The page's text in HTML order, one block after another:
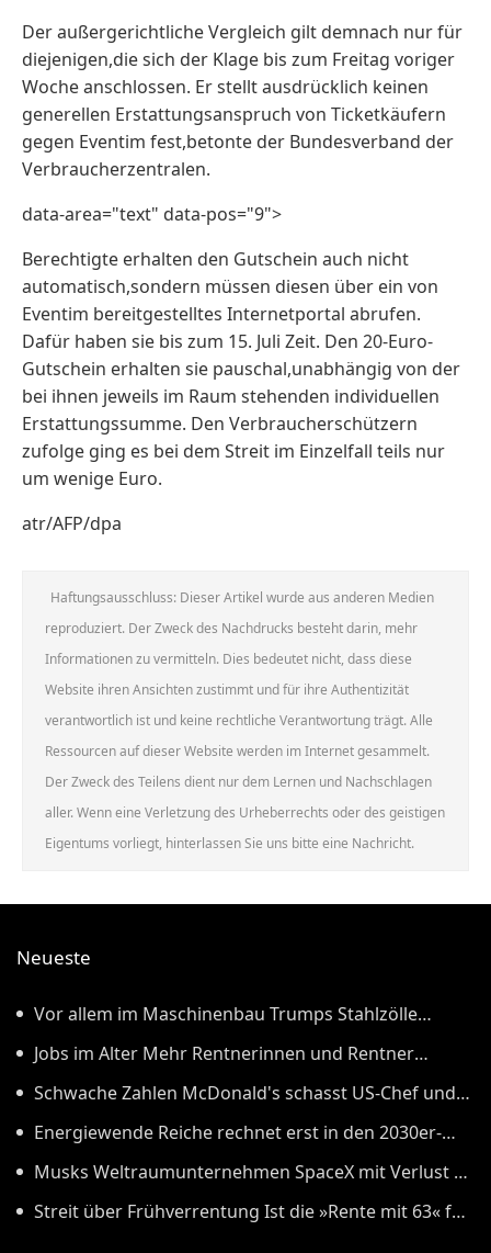
Der außergerichtliche Vergleich gilt demnach nur für
diejenigen,die sich der Klage bis zum Freitag voriger
Woche anschlossen. Er stellt ausdrücklich keinen
generellen Erstattungsanspruch von Ticketkäufern
gegen Eventim fest,betonte der Bundesverband der
Verbraucherzentralen.
data-area="text" data-pos="9">
Berechtigte erhalten den Gutschein auch nicht
automatisch,sondern müssen diesen über ein von
Eventim bereitgestelltes Internetportal abrufen.
Dafür haben sie bis zum 15. Juli Zeit. Den 20-Euro-
Gutschein erhalten sie pauschal,unabhängig von der
bei ihnen jeweils im Raum stehenden individuellen
Erstattungssumme. Den Verbraucherschützern
zufolge ging es bei dem Streit im Einzelfall teils nur
um wenige Euro.
atr/AFP/dpa
Haftungsausschluss: Dieser Artikel wurde aus anderen Medien
reproduziert. Der Zweck des Nachdrucks besteht darin, mehr
Informationen zu vermitteln. Dies bedeutet nicht, dass diese
Website ihren Ansichten zustimmt und für ihre Authentizität
verantwortlich ist und keine rechtliche Verantwortung trägt. Alle
Ressourcen auf dieser Website werden im Internet gesammelt.
Der Zweck des Teilens dient nur dem Lernen und Nachschlagen
aller. Wenn eine Verletzung des Urheberrechts oder des geistigen
Eigentums vorliegt, hinterlassen Sie uns bitte eine Nachricht.
Neueste
Vor allem im Maschinenbau Trumps Stahlzölle
treffen Deutschland besonders hart
Jobs im Alter Mehr Rentnerinnen und Rentner
arbeiten
Schwache Zahlen McDonald's schasst US-Chef und
wirft ihm Fehler vor
Energiewende Reiche rechnet erst in den 2030er-
Jahren mit deutlich niedrigerem Strompreis
Musks Weltraumunternehmen SpaceX mit Verlust in
erstem Quartal an der Börse
Streit über Frühverrentung Ist die »Rente mit 63« für